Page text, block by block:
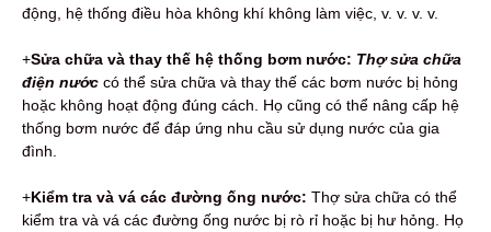
động, hệ thống điều hòa không khí không làm việc, v. v. v. v.
+Sửa chữa và thay thế hệ thống bơm nước: Thợ sửa chữa
điện nước có thể sửa chữa và thay thế các bơm nước bị hỏng
hoặc không hoạt động đúng cách. Họ cũng có thể nâng cấp hệ
thống bơm nước để đáp ứng nhu cầu sử dụng nước của gia
đình.
+Kiểm tra và vá các đường ống nước: Thợ sửa chữa có thể
kiểm tra và vá các đường ống nước bị rò rỉ hoặc bị hư hỏng. Họ